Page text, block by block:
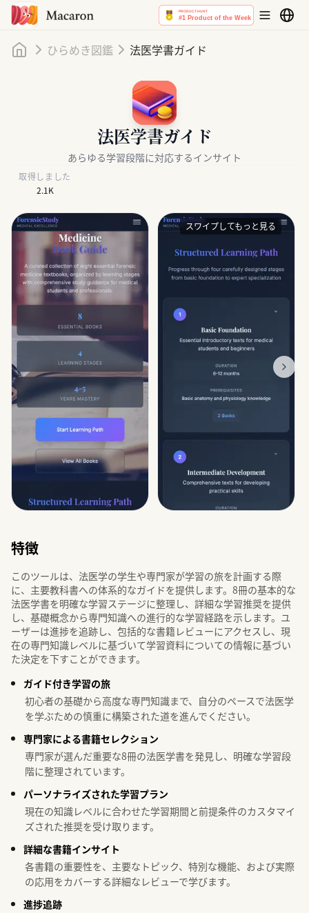
ホームひらめき図鑑 法医学書ガイド
法医学書ガイド
あらゆる学習段階に対応するインサイト
取得しました
2.1K
スワイプしてもっと見る
特徴
このツールは、法医学の学生や専門家が学習の旅を計画する際
に、主要教科書への体系的なガイドを提供します。8冊の基本的な
法医学書を明確な学習ステージに整理し、詳細な学習推奨を提供
し、基礎概念から専門知識への進行的な学習経路を示します。ユ
ーザーは進捗を追跡し、包括的な書籍レビューにアクセスし、現
在の専門知識レベルに基づいて学習資料についての情報に基づい
た決定を下すことができます。
ガイド付き学習の旅
初心者の基礎から高度な専門知識まで、自分のペースで法医学
を学ぶための慎重に構築された道を進んでください。
専門家による書籍セレクション
専門家が選んだ重要な8冊の法医学書を発見し、明確な学習段
階に整理されています。
パーソナライズされた学習プラン
現在の知識レベルに合わせた学習期間と前提条件のカスタマイ
ズされた推奨を受け取ります。
詳細な書籍インサイト
各書籍の重要性を、主要なトピック、特別な機能、および実際
の応用をカバーする詳細なレビューで学びます。
進捗追跡